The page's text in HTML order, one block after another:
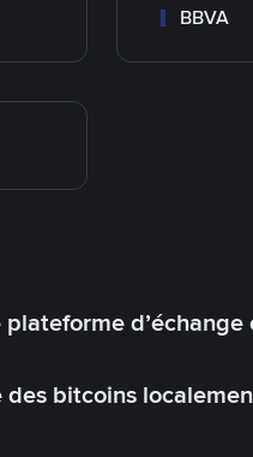
BBVA
plateforme d’échange
bitcoins